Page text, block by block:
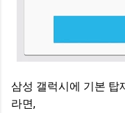
삼성 갤럭시에 기본 탑
라면,